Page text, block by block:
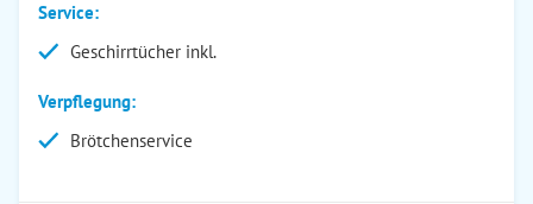
Service:
Geschirrtücher inkl.
Verpflegung:
Brötchenservice